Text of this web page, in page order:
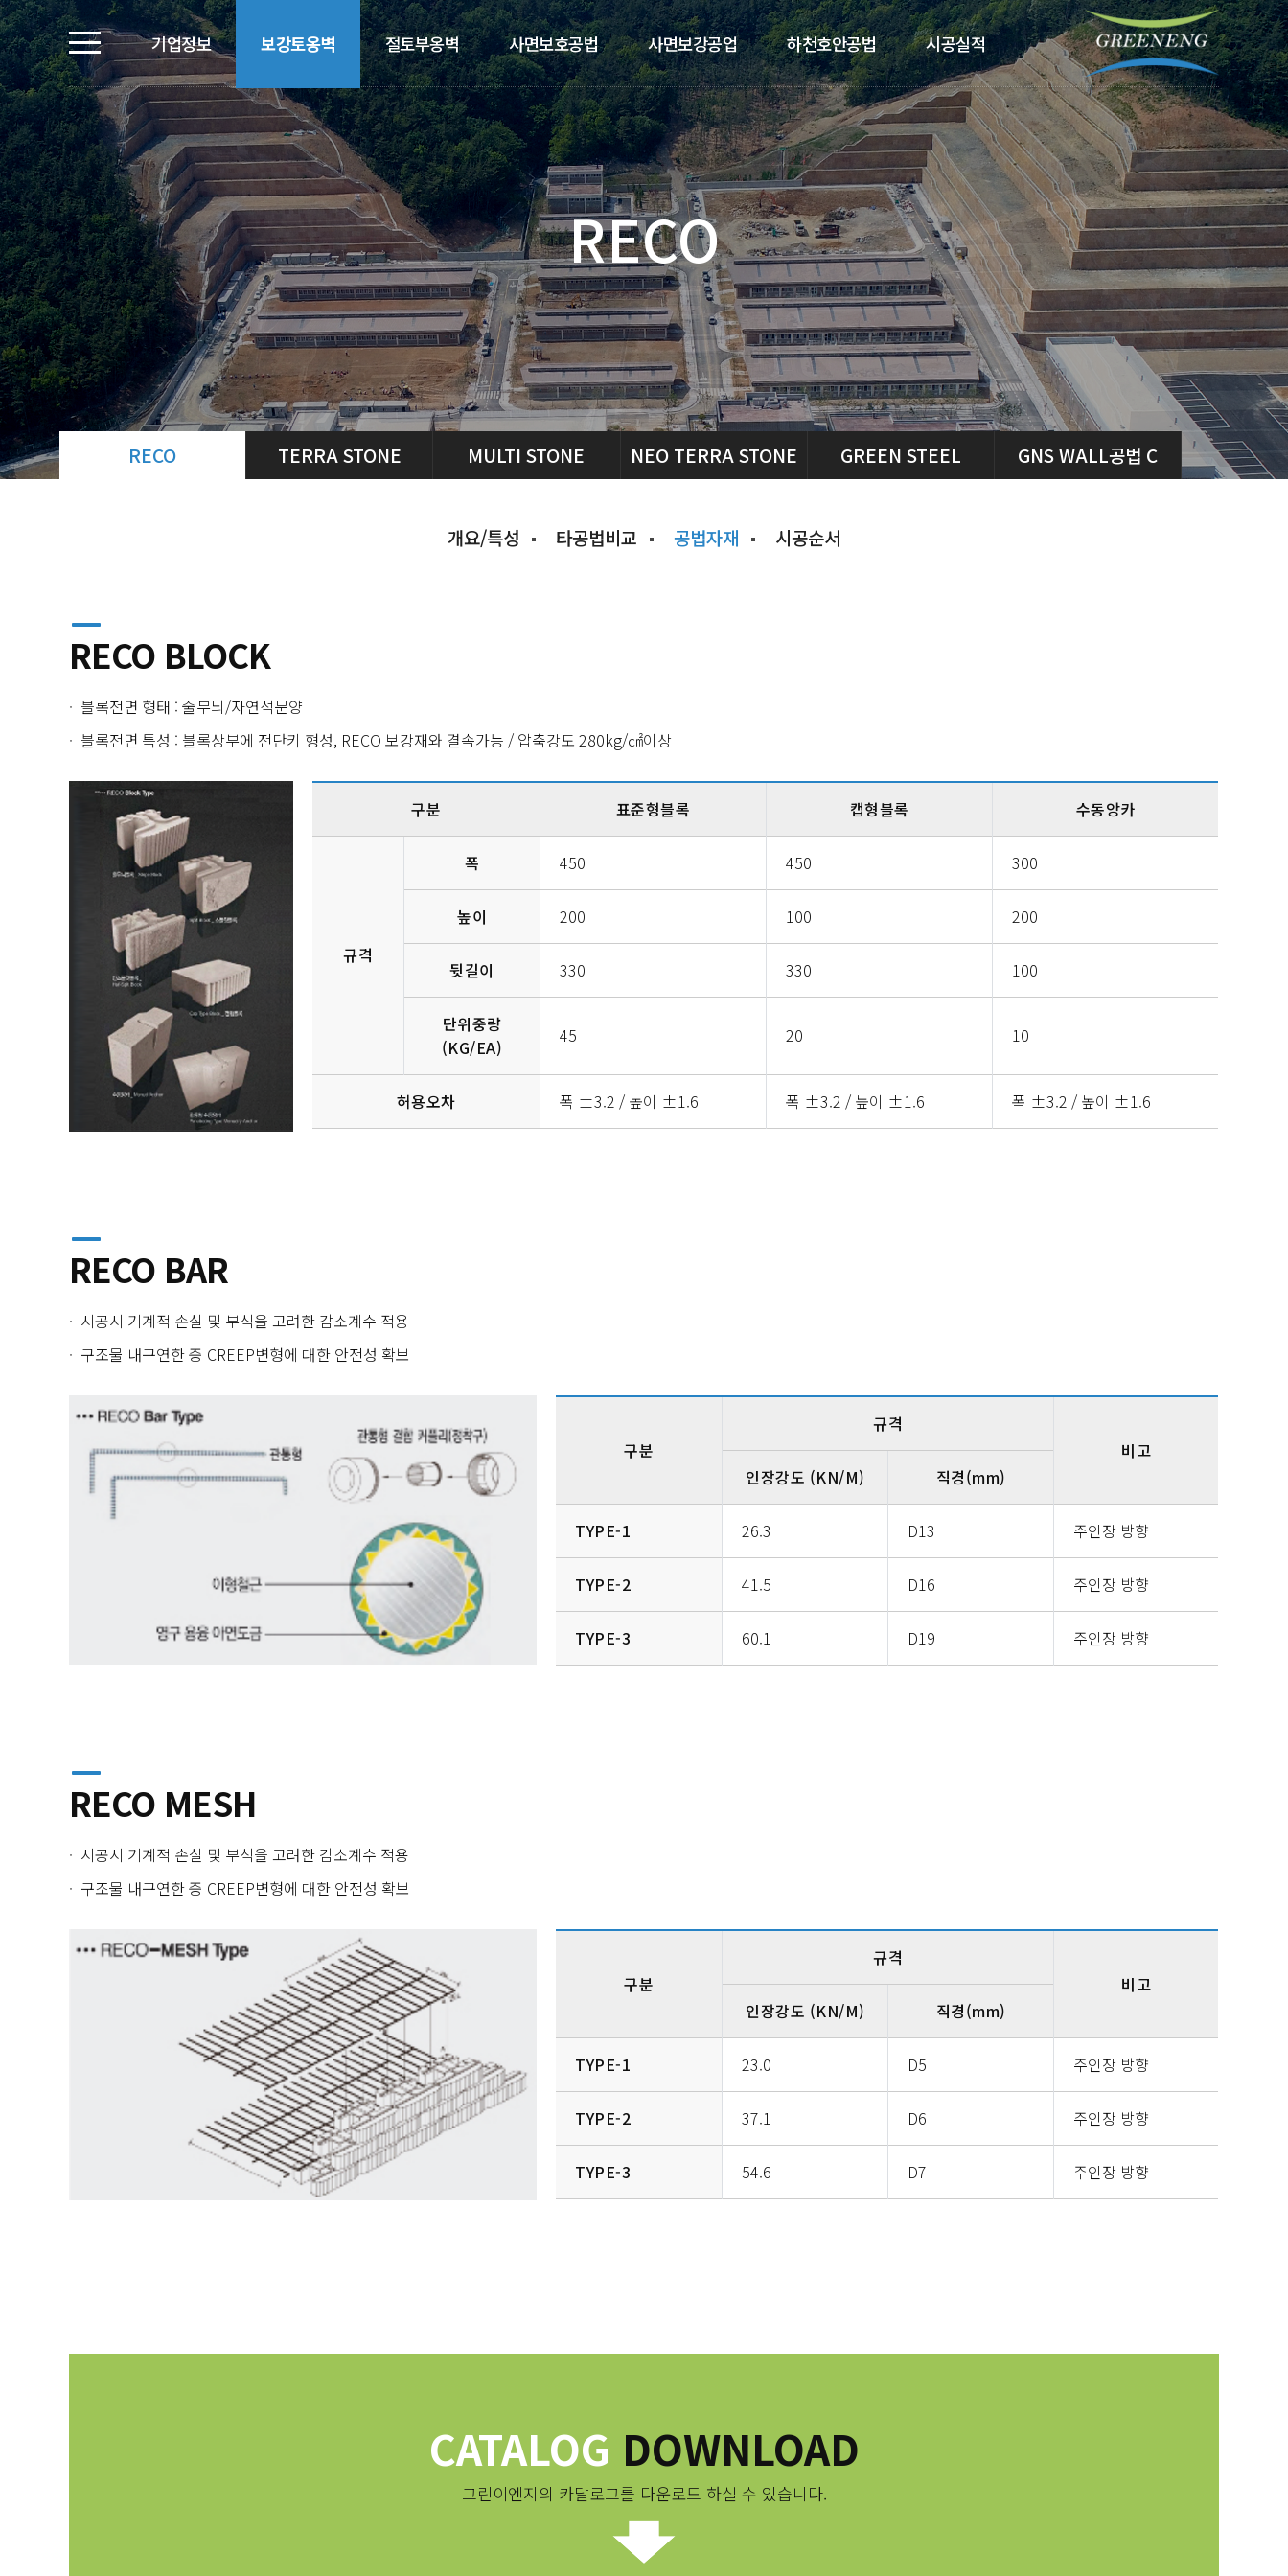
기업정보 보강토옹벽 절토부옹벽 사면보호공법 사면보강공업 하천호안공법 시공실적
RECO
RECO TERRA STONE MULTI STONE NEO TERRA STONE GREEN STEEL GNS WALL공법 C
개요/특성 타공법비교 공법자재 시공순서
RECO BLOCK
블록전면 형태 : 줄무늬/자연석문양
블록전면 특성 : 블록상부에 전단키 형성, RECO 보강재와 결속가능 / 압축강도 280kg/㎠이상
구분 표준형블록 캡형블록 수동앙카
규격
폭 450 450 300
높이 200 100 200
뒷길이 330 330 100
단위중량
(KG/EA)
45 20 10
허용오차 폭 ±3.2 / 높이 ±1.6 폭 ±3.2 / 높이 ±1.6 폭 ±3.2 / 높이 ±1.6
RECO BAR
시공시 기계적 손실 및 부식을 고려한 감소계수 적용
구조물 내구연한 중 CREEP변형에 대한 안전성 확보
구분
규격
비고
인장강도 (KN/M)
직경(mm)
TYPE-1 26.3 D13 주인장 방향
TYPE-2 41.5 D16 주인장 방향
TYPE-3 60.1 D19 주인장 방향
RECO MESH
시공시 기계적 손실 및 부식을 고려한 감소계수 적용
구조물 내구연한 중 CREEP변형에 대한 안전성 확보
구분
규격
비고
인장강도 (KN/M)
직경(mm)
TYPE-1 23.0 D5 주인장 방향
TYPE-2 37.1 D6 주인장 방향
TYPE-3 54.6 D7 주인장 방향
CATALOG DOWNLOAD
그린이엔지의 카달로그를 다운로드 하실 수 있습니다.